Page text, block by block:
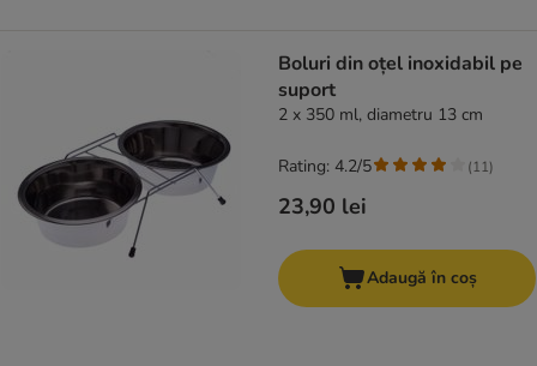
Boluri din oțel inoxidabil pe
suport
2 x 350 ml, diametru 13 cm
23,90 lei
Rating: 4.2/5 (11)
Adaugă în coș